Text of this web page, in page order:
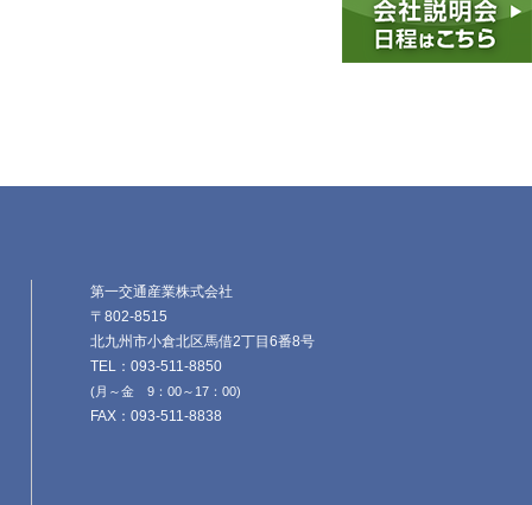
第一交通産業株式会社
〒802-8515
北九州市小倉北区馬借2丁目6番8号
TEL：093-511-8850
(月～金 9：00～17：00)
FAX：093-511-8838